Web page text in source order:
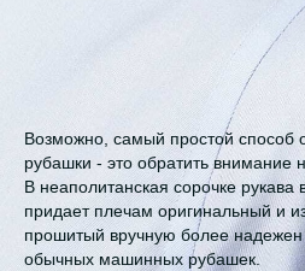
Возможно, самый простой способ
рубашки - это обратить внимание
В неаполитанская сорочке рукава
придает плечам оригинальный и
прошитый вручную более
обычных машинных рубашек.